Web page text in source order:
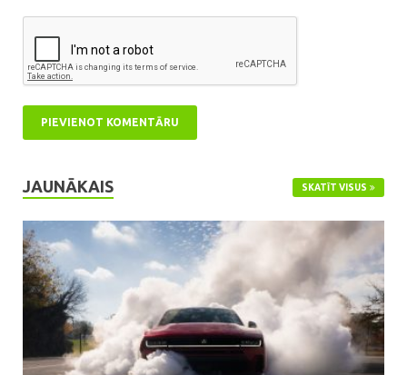
JAUNĀKAIS SKATĪT VISUS